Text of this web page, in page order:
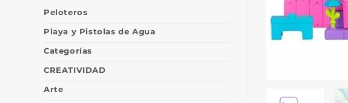
Peloteros
Playa y Pistolas de Agua
Categorías
CREATIVIDAD
Arte